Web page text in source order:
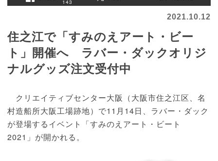
143
2021.10.12
住之江で「すみのえアート・ビー
ト」開催へ ラバー・ダックオリジ
ナルグッズ注文受付中
クリエイティブセンター大阪（大阪市住之江区、名
村造船所大阪工場跡地）で11月14日、ラバー・ダック
が登場するイベント「すみのえアート・ビート
2021」が開かれる。